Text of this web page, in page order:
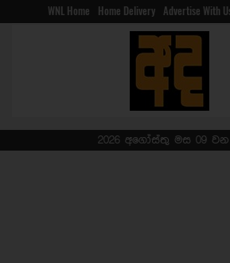
WNL Home Home Delivery Advertise With
2026 අගෝස්තු මස 09 වන